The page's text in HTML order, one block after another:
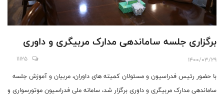
برگزاری جلسه ساماندهی مدارک مربیگری و داوری
1400/03/29
11125
با حضور رئیس فدراسیون و مسئولان کمیته های داوران، مربیان و آموزش جلسه
ساماندهی مدارک مربیگری و داوری برگزار شد، سامانه ملی فدراسیون موتورسواری و